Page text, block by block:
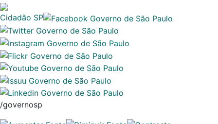
Cidadão SP
/governosp